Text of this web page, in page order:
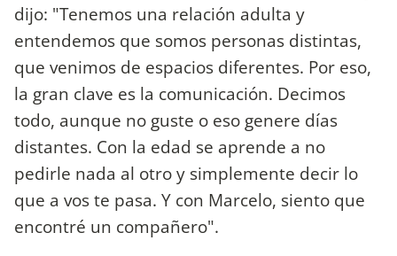
dijo: "Tenemos una relación adulta y
entendemos que somos personas distintas,
que venimos de espacios diferentes. Por eso,
la gran clave es la comunicación. Decimos
todo, aunque no guste o eso genere días
distantes. Con la edad se aprende a no
pedirle nada al otro y simplemente decir lo
que a vos te pasa. Y con Marcelo, siento que
encontré un compañero".